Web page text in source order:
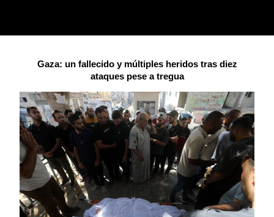
Gaza: un fallecido y múltiples heridos tras diez
ataques pese a tregua